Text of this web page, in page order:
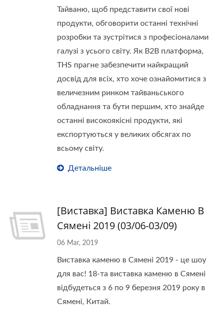
Тайваню, щоб представити свої нові
продукти, обговорити останні технічні
розробки та зустрітися з професіоналами
галузі з усього світу. Як B2B платформа,
THS прагне забезпечити найкращий
досвід для всіх, хто хоче ознайомитися з
величезним ринком тайваньського
обладнання та бути першим, хто знайде
останні високоякісні продукти, які
експортуються у великих обсягах по
всьому світу.
Детальніше
[Виставка] Виставка Каменю В
Сямені 2019 (03/06-03/09)
06 Mar, 2019
Виставка каменю в Сямені 2019 - це шоу
для вас! 18-та виставка каменю в Сямені
відбудеться з 6 по 9 березня 2019 року в
Сямені, Китай.